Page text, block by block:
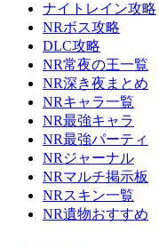
ナイトレイン攻略
NRボス攻略
DLC攻略
NR常夜の王一覧
NR深き夜まとめ
NRキャラ一覧
NR最強キャラ
NR最強パーティ
NRジャーナル
NRマルチ掲示板
NRスキン一覧
NR遺物おすすめ